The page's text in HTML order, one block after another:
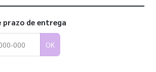
de entrega
OK